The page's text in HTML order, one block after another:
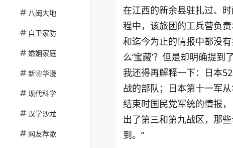
八闽大地
自卫家防
婚姻家庭
新❀华漫
现代科学
汉学沙龙
网友荐歌
在江西的新余县驻扎过、
程中，该旅团的工兵营负
和迄今为止的情报中都没
么‘宝藏’？但是却明确提到
我还得再解释一下：日本
战的部队；日本第十一军
结束时国民党军统的情报
出了第三和第九战区，那
到。”